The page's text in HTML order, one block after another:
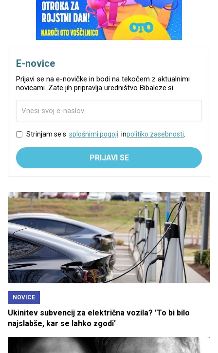
E-novice
Prijavi se na e-novičke in bodi na tekočem z aktualnimi
novicami. Zate jih pripravlja uredništvo Bibaleze.si.
Strinjam se s splošnimi pogoji inpolitiko zasebnosti.
PRIJAVI SE
NOVICE
Ukinitev subvencij za električna vozila? 'To bi bilo
najslabše, kar se lahko zgodi'